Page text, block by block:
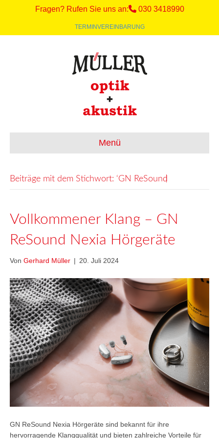
Fragen? Rufen Sie uns an: 030 3418990
TERMINVEREINBARUNG
Menü
Beiträge mit dem Stichwort: ‘GN ReSound̵
Vollkommener Klang – GN
ReSound Nexia Hörgeräte
Von Gerhard Müller | 20. Juli 2024
GN ReSound Nexia Hörgeräte sind bekannt für ihre
hervorragende Klangqualität und bieten zahlreiche Vorteile für